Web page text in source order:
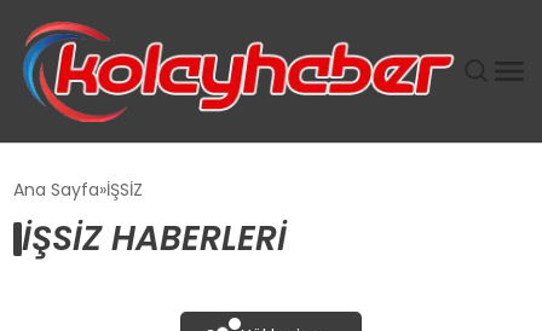
SUWEN’IN İSTIHDAM MODELI EKONOMIDE KADIN
GÜCÜNÜBÜYÜTÜYOR
Ana Sayfa İŞSİZ
İŞSİZ HABERLERI